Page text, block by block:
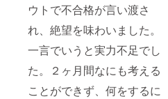
ウトで不合格が言い渡さ
れ、絶望を味わいました。
一言でいうと実力不足でし
た。２ヶ月間なにも考える
ことができず、何をするに